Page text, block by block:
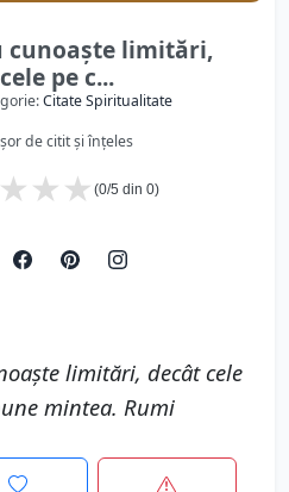
cunoaște limitări,
pe c...
Citate Spiritualitate
de citit și înțeles
★
★
★ (0/5 din 0)
limitări, decât cele
mintea. Rumi